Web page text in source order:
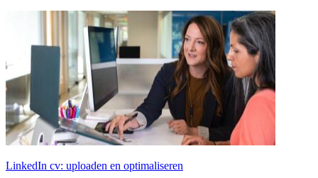
LinkedIn cv: uploaden en optimaliseren